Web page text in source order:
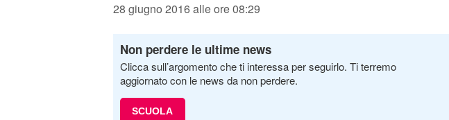
28 giugno 2016 alle ore 08:29
Non perdere le ultime news
Clicca sull’argomento che ti interessa per seguirlo. Ti terremo
aggiornato con le news da non perdere.
SCUOLA